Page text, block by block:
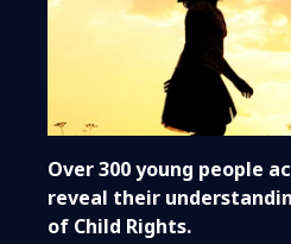
Over 300 young people
reveal their
of Child Rights.